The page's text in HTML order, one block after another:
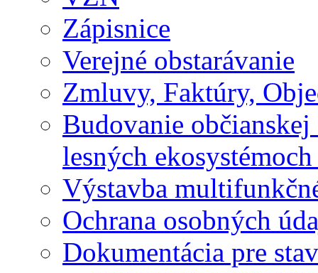
Zápisnice
Verejné obstarávanie
Zmluvy, Faktúry,
Budovanie
lesných
Výstavba
Ochrana osobných
Dokumentácia pre